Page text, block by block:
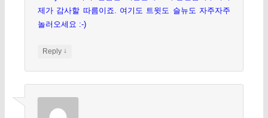
제가 감사할 따름이죠. 여기도 트윗도 슬뉴도 자주자주
놀러오세요 :-)
Reply ↓